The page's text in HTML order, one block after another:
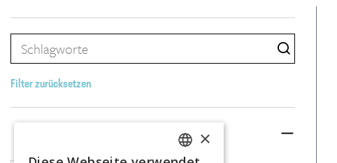
Filter zurücksetzen
×